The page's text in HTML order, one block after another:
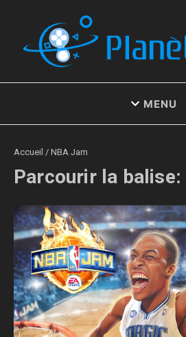
MENU
Accueil / NBA Jam
Parcourir la balise: